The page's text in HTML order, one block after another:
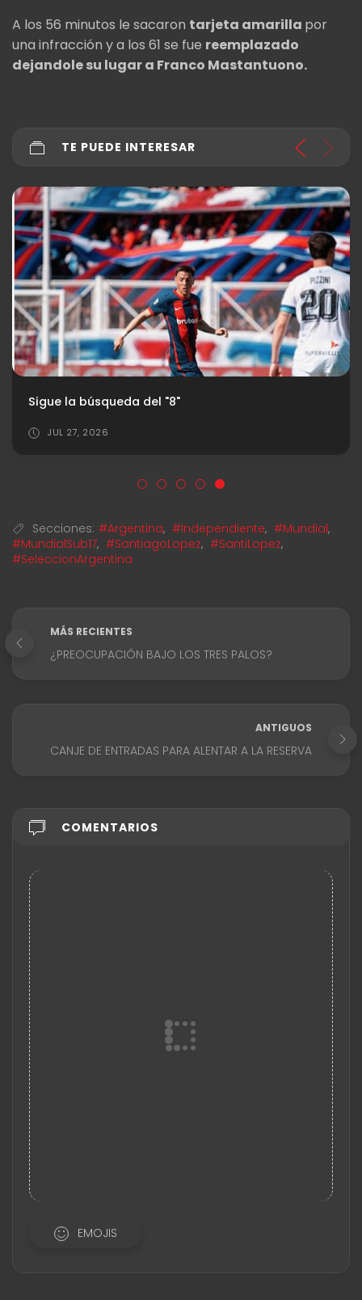
A los 56 minutos le sacaron tarjeta amarilla por
una infracción y a los 61 se fue reemplazado
dejandole su lugar a Franco Mastantuono.
TE PUEDE INTERESAR
Sigue la búsqueda del "8"
JUL 27, 2026
Secciones: #Argentina, #Independiente, #Mundial,
#MundialSub17, #SantiagoLopez, #SantiLopez,
#SeleccionArgentina
MÁS RECIENTES
¿PREOCUPACIÓN BAJO LOS TRES PALOS?
ANTIGUOS
CANJE DE ENTRADAS PARA ALENTAR A LA RESERVA
COMENTARIOS
EMOJIS